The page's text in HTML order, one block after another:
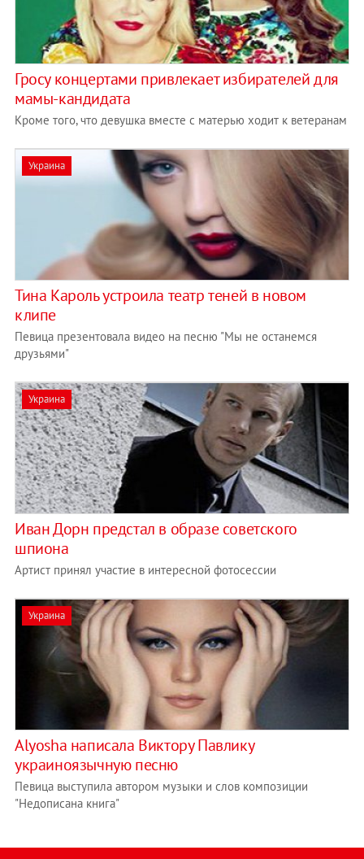
Гросу концертами привлекает избирателей для
мамы-кандидата
Кроме того, что девушка вместе с матерью ходит к ветеранам
Украина
Тина Кароль устроила театр теней в новом
клипе
Певица презентовала видео на песню "Мы не останемся
друзьями"
Украина
Иван Дорн предстал в образе советского
шпиона
Артист принял участие в интересной фотосессии
Украина
Alyosha написала Виктору Павлику
украиноязычную песню
Певица выступила автором музыки и слов композиции
"Недописана книга"